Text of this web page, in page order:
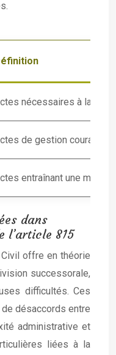
nécessaires à la
de gestion courante
entraînant une
dans
l’article 815
offre en théorie
successorale,
difficultés. Ces
désaccords entre
administrative et
liées à la